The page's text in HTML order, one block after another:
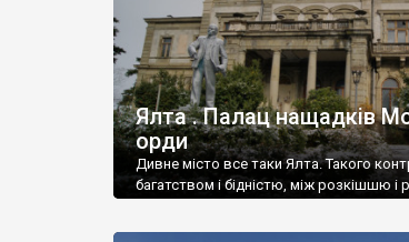
Ялта . Палац нащадків
орди
Дивне місто все таки Ялта. Такого
багатством і бідністю, між розкішшю і